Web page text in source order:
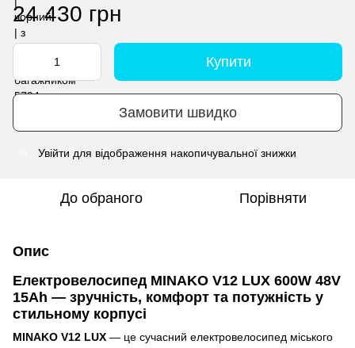
24 430 грн
Купити
Замовити швидко
Увійти для відображення накопичувальної знижки
До обраного Порівняти
Опис
Електровелосипед MINAKO V12 LUX 600W 48V
15Ah — зручність, комфорт та потужність у
стильному корпусі
MINAKO V12 LUX — це сучасний електровелосипед міського